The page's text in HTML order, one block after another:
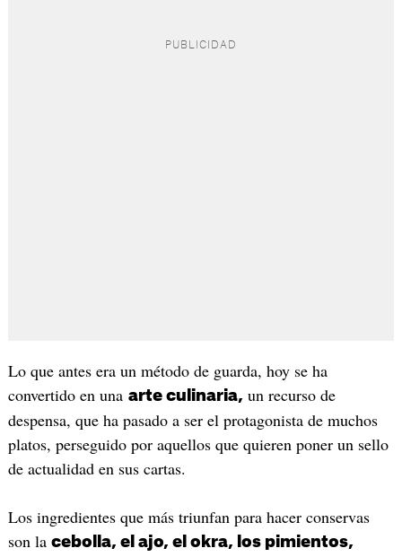
Lo que antes era un método de guarda, hoy se ha
convertido en una arte culinaria, un recurso de
despensa, que ha pasado a ser el protagonista de muchos
platos, perseguido por aquellos que quieren poner un sello
de actualidad en sus cartas.
Los ingredientes que más triunfan para hacer conservas
son la cebolla, el ajo, el okra, los pimientos,